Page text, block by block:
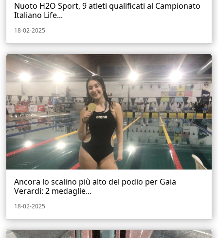
Nuoto H2O Sport, 9 atleti qualificati al Campionato
Italiano Life...
18-02-2025
Ancora lo scalino più alto del podio per Gaia
Verardi: 2 medaglie...
18-02-2025